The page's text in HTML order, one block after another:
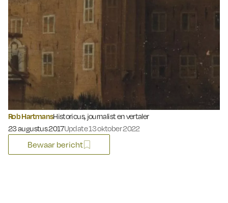
Rob HartmansHistoricus, journalist en vertaler
Gepubliceerd op:
23 augustus 2017Update 13 oktober 2022
Bewaar bericht